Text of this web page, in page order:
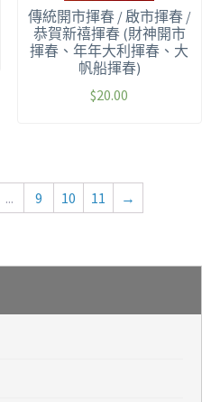
傳統開市揮春 / 啟市揮春 /
恭賀新禧揮春 (財神開市
揮春、年年大利揮春、大
帆船揮春)
$20.00
... 9 10 11 →